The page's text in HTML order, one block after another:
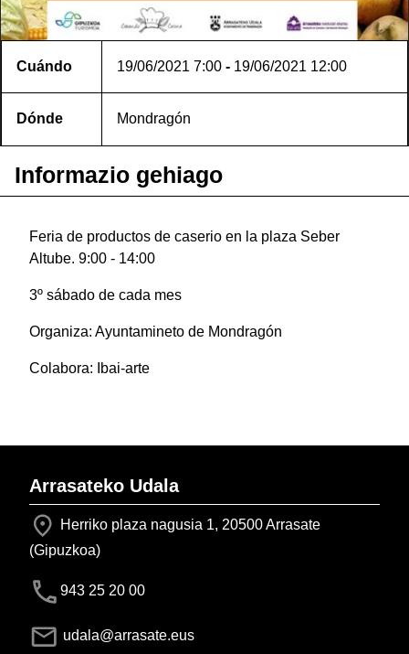
Cuándo 19/06/2021 7:00 - 19/06/2021 12:00
Dónde Mondragón
Informazio gehiago
Feria de productos de caserio en la plaza Seber
Altube. 9:00 - 14:00
3º sábado de cada mes
Organiza: Ayuntamineto de Mondragón
Colabora: Ibai-arte
Arrasateko Udala
Herriko plaza nagusia 1, 20500 Arrasate
(Gipuzkoa)
943 25 20 00
udala@arrasate.eus